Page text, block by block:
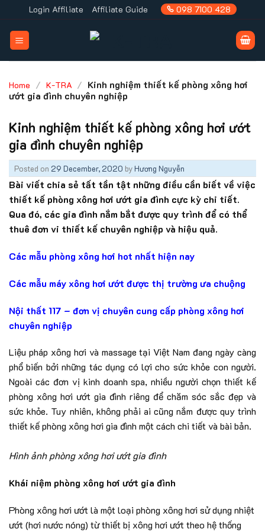
to
content
Login Affiliate Affiliate Guide 098 7100 428
Home / K-TRA / Kinh nghiệm thiết kế phòng xông hơi
ướt gia đình chuyên nghiệp
Kinh nghiệm thiết kế phòng xông hơi ướt
gia đình chuyên nghiệp
Posted on 29 December, 2020 byHương Nguyễn
Bài viết chia sẻ tất tần tật những điều cần biết về việc
thiết kế phòng xông hơi ướt gia đình cực kỳ chi tiết.
Qua đó, các gia đình nắm bắt được quy trình để có thể
thuê đơn vi thiết kế chuyên nghiệp và hiệu quả.
Các mẫu phòng xông hơi hot nhất hiện nay
Các mẫu máy xông hơi ướt được thị trường ưa chuộng
Nội thất 117 – đơn vị chuyên cung cấp phòng xông hơi
chuyên nghiệp
Liệu pháp xông hơi và massage tại Việt Nam đang ngày càng
phổ biến bởi những tác dụng có lợi cho sức khỏe con người.
Ngoài các đơn vị kinh doanh spa, nhiều người chọn thiết kế
phòng xông hơi ướt gia đình riêng để chăm sóc sắc đẹp và
sức khỏe. Tuy nhiên, không phải ai cũng nắm được quy trình
thiết kế phòng xông hơi gia đình một cách chi tiết và bài bản.
Hình ảnh phòng xông hơi ướt gia đình
Khái niệm phòng xông hơi ướt gia đình
Phòng xông hơi ướt là một loại phòng xông hơi sử dụng nhiệt
ướt (hơi nước nóng) từ thiết bị xông hơi ướt theo hệ thống